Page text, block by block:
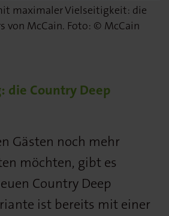
maximaler Vielseitigkeit: die
von McCain. Foto: © McCain
die Country Deep
Gästen noch mehr
möchten, gibt es
Country Deep
ist bereits mit einer